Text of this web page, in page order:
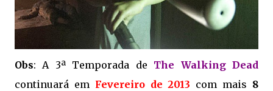
Obs: A 3ª Temporada de The Walking Dead
continuará em Fevereiro de 2013 com mais 8